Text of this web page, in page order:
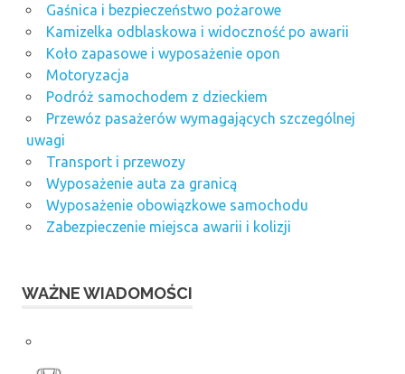
Gaśnica i bezpieczeństwo pożarowe
Kamizelka odblaskowa i widoczność po awarii
Koło zapasowe i wyposażenie opon
Motoryzacja
Podróż samochodem z dzieckiem
Przewóz pasażerów wymagających szczególnej
uwagi
Transport i przewozy
Wyposażenie auta za granicą
Wyposażenie obowiązkowe samochodu
Zabezpieczenie miejsca awarii i kolizji
WAŻNE WIADOMOŚCI